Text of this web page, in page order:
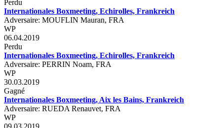
Perdu
Internationales Boxmeeting, Echirolles, Frankreich
Adversaire: MOUFLIN Mauran, FRA
WP
06.04.2019
Perdu
Internationales Boxmeeting, Echirolles, Frankreich
Adversaire: PERRIN Noam, FRA
WP
30.03.2019
Gagné
Internationales Boxmeeting, Aix les Bains, Frankreich
Adversaire: RUEDA Renauvet, FRA
WP